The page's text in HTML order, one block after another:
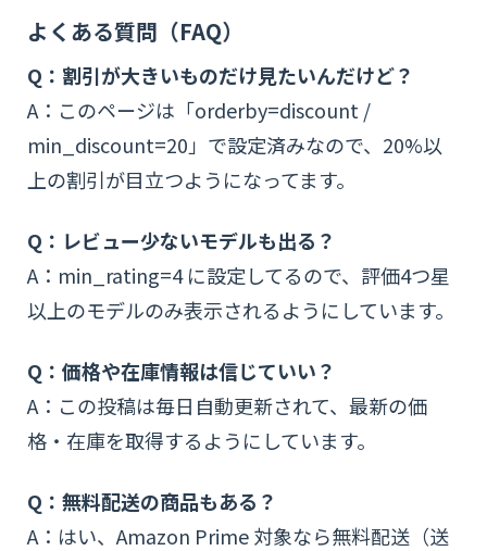
よくある質問（FAQ）
Q：割引が大きいものだけ見たいんだけど？
A：このページは「orderby=discount /
min_discount=20」で設定済みなので、20%以
上の割引が目立つようになってます。
Q：レビュー少ないモデルも出る？
A：min_rating=4 に設定してるので、評価4つ星
以上のモデルのみ表示されるようにしています。
Q：価格や在庫情報は信じていい？
A：この投稿は毎日自動更新されて、最新の価
格・在庫を取得するようにしています。
Q：無料配送の商品もある？
A：はい、Amazon Prime 対象なら無料配送（送